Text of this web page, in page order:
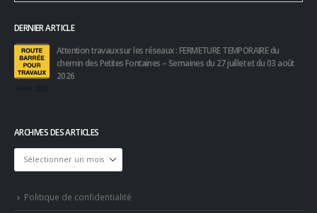
DERNIER ARTICLE
Attention travaux sur les réseaux : FERMETURE TEMPORAIRE du
chemin des Petites Fontaines – Semaines du 27 juillet et du 03 août
2026
ARCHIVES DES ARTICLES
Archives
des
Politique de confidentialité